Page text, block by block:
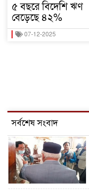
৫ বছরে বিদেশি ঋণ
বেড়েছে ৪২%
07-12-2025
সর্বশেষ সংবাদ